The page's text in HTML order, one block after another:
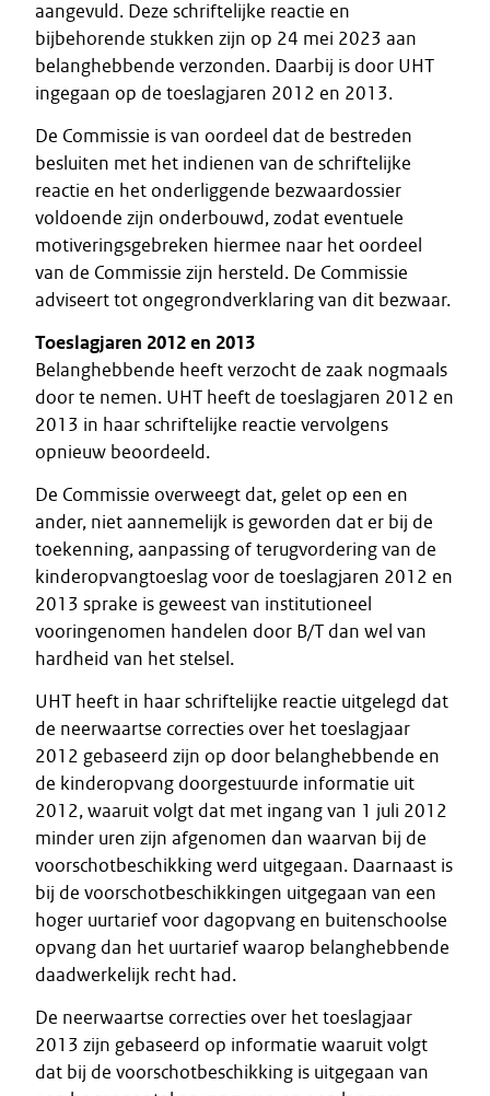
aangevuld. Deze schriftelijke reactie en
bijbehorende stukken zijn op 24 mei 2023 aan
belanghebbende verzonden. Daarbij is door UHT
ingegaan op de toeslagjaren 2012 en 2013.
De Commissie is van oordeel dat de bestreden
besluiten met het indienen van de schriftelijke
reactie en het onderliggende bezwaardossier
voldoende zijn onderbouwd, zodat eventuele
motiveringsgebreken hiermee naar het oordeel
van de Commissie zijn hersteld. De Commissie
adviseert tot ongegrondverklaring van dit bezwaar.
Toeslagjaren 2012 en 2013
Belanghebbende heeft verzocht de zaak nogmaals
door te nemen. UHT heeft de toeslagjaren 2012 en
2013 in haar schriftelijke reactie vervolgens
opnieuw beoordeeld.
De Commissie overweegt dat, gelet op een en
ander, niet aannemelijk is geworden dat er bij de
toekenning, aanpassing of terugvordering van de
kinderopvangtoeslag voor de toeslagjaren 2012 en
2013 sprake is geweest van institutioneel
vooringenomen handelen door B/T dan wel van
hardheid van het stelsel.
UHT heeft in haar schriftelijke reactie uitgelegd dat
de neerwaartse correcties over het toeslagjaar
2012 gebaseerd zijn op door belanghebbende en
de kinderopvang doorgestuurde informatie uit
2012, waaruit volgt dat met ingang van 1 juli 2012
minder uren zijn afgenomen dan waarvan bij de
voorschotbeschikking werd uitgegaan. Daarnaast is
bij de voorschotbeschikkingen uitgegaan van een
hoger uurtarief voor dagopvang en buitenschoolse
opvang dan het uurtarief waarop belanghebbende
daadwerkelijk recht had.
De neerwaartse correcties over het toeslagjaar
2013 zijn gebaseerd op informatie waaruit volgt
dat bij de voorschotbeschikking is uitgegaan van